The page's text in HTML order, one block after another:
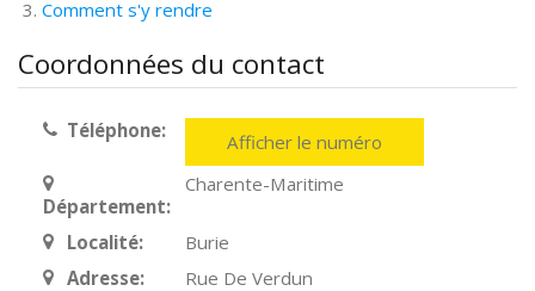
Comment s'y rendre
Coordonnées du contact
Téléphone: Afficher le numéro
Département:
Charente-Maritime
Localité:
Burie
Adresse:
Rue De Verdun